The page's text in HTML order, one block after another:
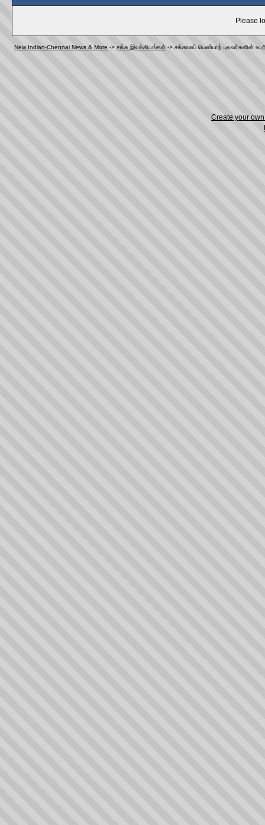
Please
New Indian-Chennai News & More -> சங்க இலக்கியங்கள் -> சங்காலப் பெண்பாற் புலவர்களின்
Create your